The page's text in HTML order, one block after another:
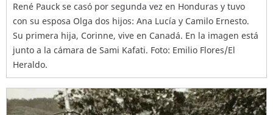
René Pauck se casó por segunda vez en Honduras y tuvo
con su esposa Olga dos hijos: Ana Lucía y Camilo Ernesto.
Su primera hija, Corinne, vive en Canadá. En la imagen está
junto a la cámara de Sami Kafati. Foto: Emilio Flores/El
Heraldo.